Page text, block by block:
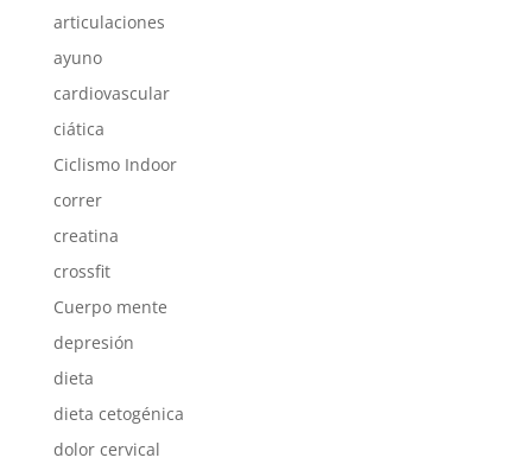
articulaciones
ayuno
cardiovascular
ciática
Ciclismo Indoor
correr
creatina
crossfit
Cuerpo mente
depresión
dieta
dieta cetogénica
dolor cervical